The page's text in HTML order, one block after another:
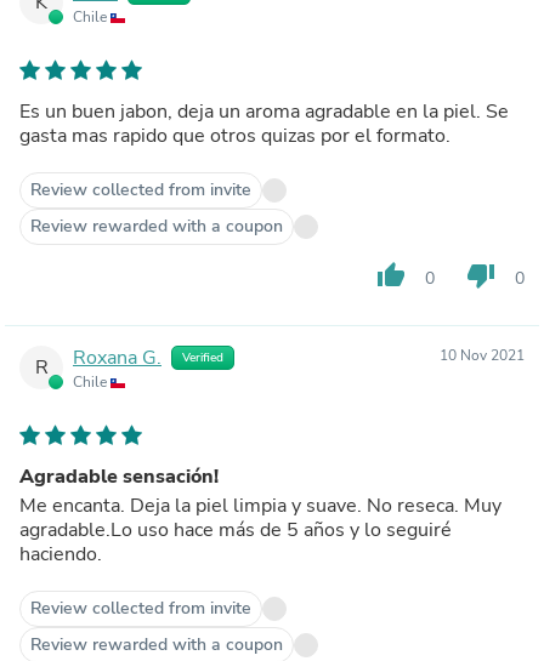
Chile
Es un buen jabon, deja un aroma agradable en la piel. Se
gasta mas rapido que otros quizas por el formato.
Review collected from invite
Review rewarded with a coupon
thumb_up 0 thumb_down 0
R Roxana G. Verified
Chile
10 Nov 2021
Agradable sensación!
Me encanta. Deja la piel limpia y suave. No reseca. Muy
agradable.Lo uso hace más de 5 años y lo seguiré
haciendo.
Review collected from invite
Review rewarded with a coupon